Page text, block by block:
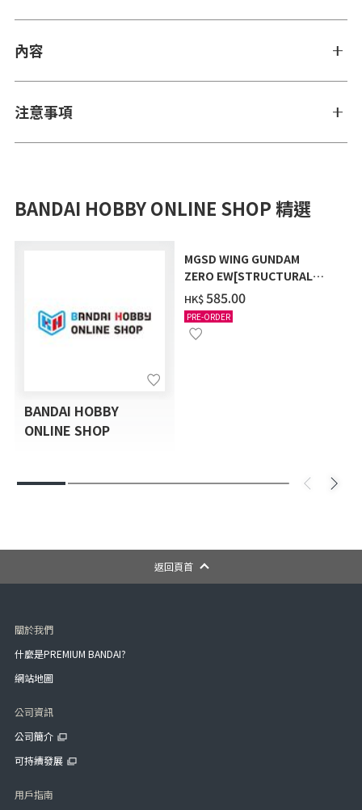
內容
注意事項
BANDAI HOBBY ONLINE SHOP 精選
BANDAI HOBBY
ONLINE SHOP
MGSD WING GUNDAM
ZERO EW[STRUCTURAL
COATING/BLACK] [2026年
12月發送]
HK$‌585.00
PRE-ORDER
返回頁首
關於我們
什麼是PREMIUM BANDAI?
網站地圖
公司資訊
公司簡介
可持續發展
用戶指南